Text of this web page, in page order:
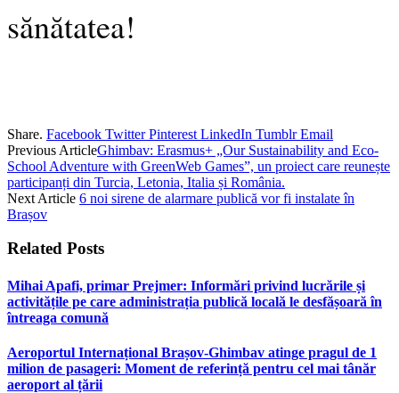
sănătatea!
Share. Facebook Twitter Pinterest LinkedIn Tumblr Email
Previous ArticleGhimbav: Erasmus+ „Our Sustainability and Eco-
School Adventure with GreenWeb Games”, un proiect care reunește
participanți din Turcia, Letonia, Italia și România.
Next Article 6 noi sirene de alarmare publică vor fi instalate în
Brașov
Related Posts
Mihai Apafi, primar Prejmer: Informări privind lucrările și
activitățile pe care administrația publică locală le desfășoară în
întreaga comună
Aeroportul Internațional Brașov‑Ghimbav atinge pragul de 1
milion de pasageri: Moment de referință pentru cel mai tânăr
aeroport al țării